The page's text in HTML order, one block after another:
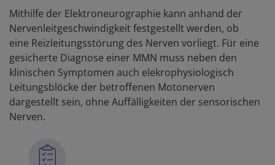
Mithilfe der Elektroneurographie kann anhand der
Nervenleitgeschwindigkeit festgestellt werden, ob
eine Reizleitungsstörung des Nerven vorliegt. Für eine
gesicherte Diagnose einer MMN muss neben den
klinischen Symptomen auch elekrophysiologisch
Leitungsblöcke der betroffenen Motonerven
dargestellt sein, ohne Auffälligkeiten der sensorischen
Nerven.